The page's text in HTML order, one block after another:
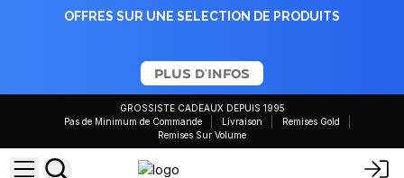
OFFRES SUR UNE SELECTION DE PRODUITS
PLUS D'INFOS
GROSSISTE CADEAUX DEPUIS 1995
Pas de Minimum de Commande
Livraison
Remises Gold
Remises Sur Volume